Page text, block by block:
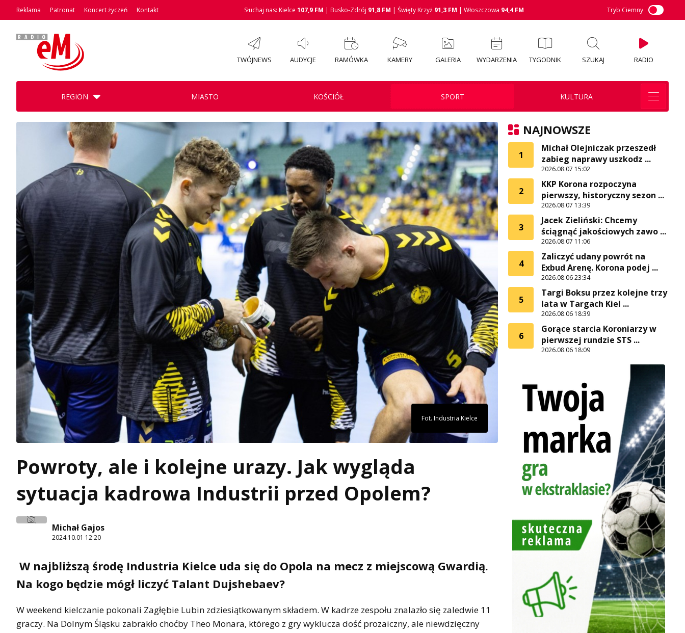
Reklama Patronat Koncert życzeń Kontakt Słuchaj nas: Kielce 107,9 FM | Busko-Zdrój 91,8 FM | Święty Krzyż 91,3 FM | Włoszczowa 94,4 FM Tryb Ciemny
TWÓJNEWS AUDYCJE RAMÓWKA KAMERY GALERIA WYDARZENIA TYGODNIK SZUKAJ RADIO
REGION MIASTO KOŚCIÓŁ SPORT KULTURA
Fot. Industria Kielce
Powroty, ale i kolejne urazy. Jak wygląda
sytuacja kadrowa Industrii przed Opolem?
Michał Gajos
2024.10.01 12:20
W najbliższą środę Industria Kielce uda się do Opola na mecz z miejscową Gwardią.
Na kogo będzie mógł liczyć Talant Dujshebaev?
W weekend kielczanie pokonali Zagłębie Lubin zdziesiątkowanym składem. W kadrze zespołu znalazło się zaledwie 11
graczy. Na Dolnym Śląsku zabrakło choćby Theo Monara, którego z gry wyklucza dość prozaiczny, ale niewdzięczny
NAJNOWSZE
1
Michał Olejniczak przeszedł
zabieg naprawy uszkodz ...
2026.08.07 15:02
2
KKP Korona rozpoczyna
pierwszy, historyczny sezon ...
2026.08.07 13:39
3
Jacek Zieliński: Chcemy
ściągnąć jakościowych zawo ...
2026.08.07 11:06
4
Zaliczyć udany powrót na
Exbud Arenę. Korona podej ...
2026.08.06 23:34
5
Targi Boksu przez kolejne trzy
lata w Targach Kiel ...
2026.08.06 18:39
6
Gorące starcia Koroniarzy w
pierwszej rundzie STS ...
2026.08.06 18:09